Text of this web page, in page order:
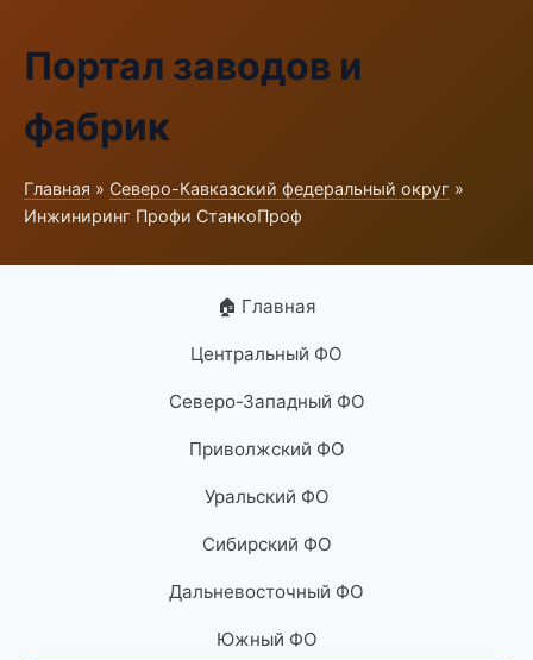
Портал заводов и
фабрик
Главная » Северо-Кавказский федеральный округ »
Инжиниринг Профи СтанкоПроф
🏠 Главная
Центральный ФО
Северо-Западный ФО
Приволжский ФО
Уральский ФО
Сибирский ФО
Дальневосточный ФО
Южный ФО